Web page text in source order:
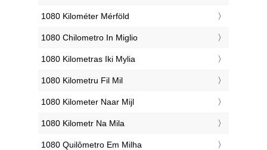
‎1080 Kilométer Mérföld
‎1080 Chilometro In Miglio
‎1080 Kilometras Iki Mylia
‎1080 Kilometru Fil Mil
‎1080 Kilometer Naar Mijl
‎1080 Kilometr Na Mila
‎1080 Quilômetro Em Milha